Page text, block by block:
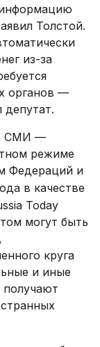
Толстой.
из-за
органов —
СМИ —
режиме
Федераций и
в качестве
Today
могут быть
круга
и иные